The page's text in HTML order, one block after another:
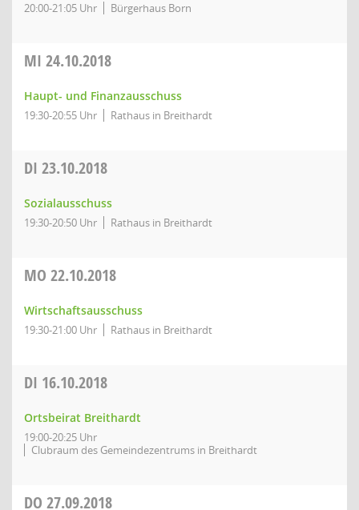
20:00-21:05 Uhr Bürgerhaus Born
MI 24.10.2018
Haupt- und Finanzausschuss
19:30-20:55 Uhr Rathaus in Breithardt
DI 23.10.2018
Sozialausschuss
19:30-20:50 Uhr Rathaus in Breithardt
MO 22.10.2018
Wirtschaftsausschuss
19:30-21:00 Uhr Rathaus in Breithardt
DI 16.10.2018
Ortsbeirat Breithardt
19:00-20:25 Uhr
Clubraum des Gemeindezentrums in Breithardt
DO 27.09.2018